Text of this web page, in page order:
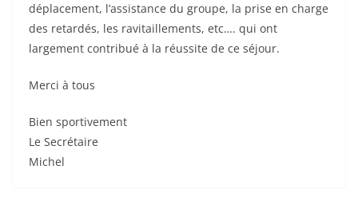
déplacement, l’assistance du groupe, la prise en charge
des retardés, les ravitaillements, etc…. qui ont
largement contribué à la réussite de ce séjour.
Merci à tous
Bien sportivement
Le Secrétaire
Michel